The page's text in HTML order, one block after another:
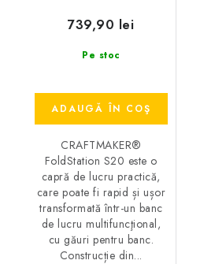
Pe stoc
739,90 lei
ADAUGĂ ÎN COŞ
CRAFTMAKER®
FoldStation S20 este o
capră de lucru practică,
care poate fi rapid și ușor
transformată într-un banc
de lucru multifuncţional,
cu găuri pentru banc.
Construcție din...